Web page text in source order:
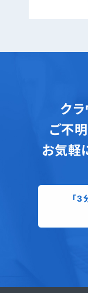
クラ
ご不
お気軽
「3